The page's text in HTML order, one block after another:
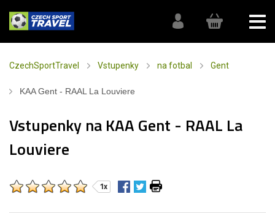
CzechSportTravel Vstupenky na fotbal Gent
KAA Gent - RAAL La Louviere
Vstupenky na KAA Gent - RAAL La
Louviere
1x